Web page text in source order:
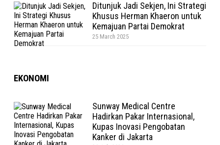
Ditunjuk Jadi Sekjen, Ini Strategi
Khusus Herman Khaeron untuk
Kemajuan Partai Demokrat
25 March 2025
EKONOMI
Sunway Medical Centre
Hadirkan Pakar Internasional,
Kupas Inovasi Pengobatan
Kanker di Jakarta